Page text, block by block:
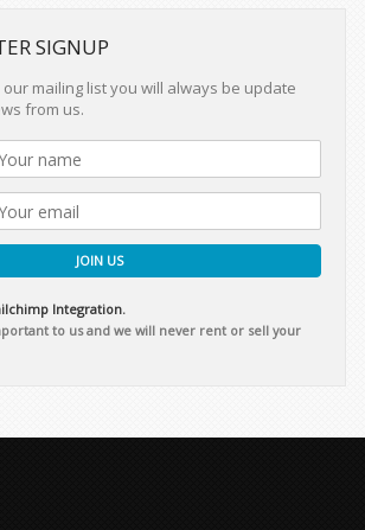
SIGNUP
mailing list you will always be update
from us.
JOIN US
Integration.
to us and we will never rent or sell your